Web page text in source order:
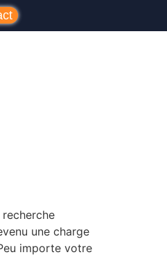
une charge
importe votre